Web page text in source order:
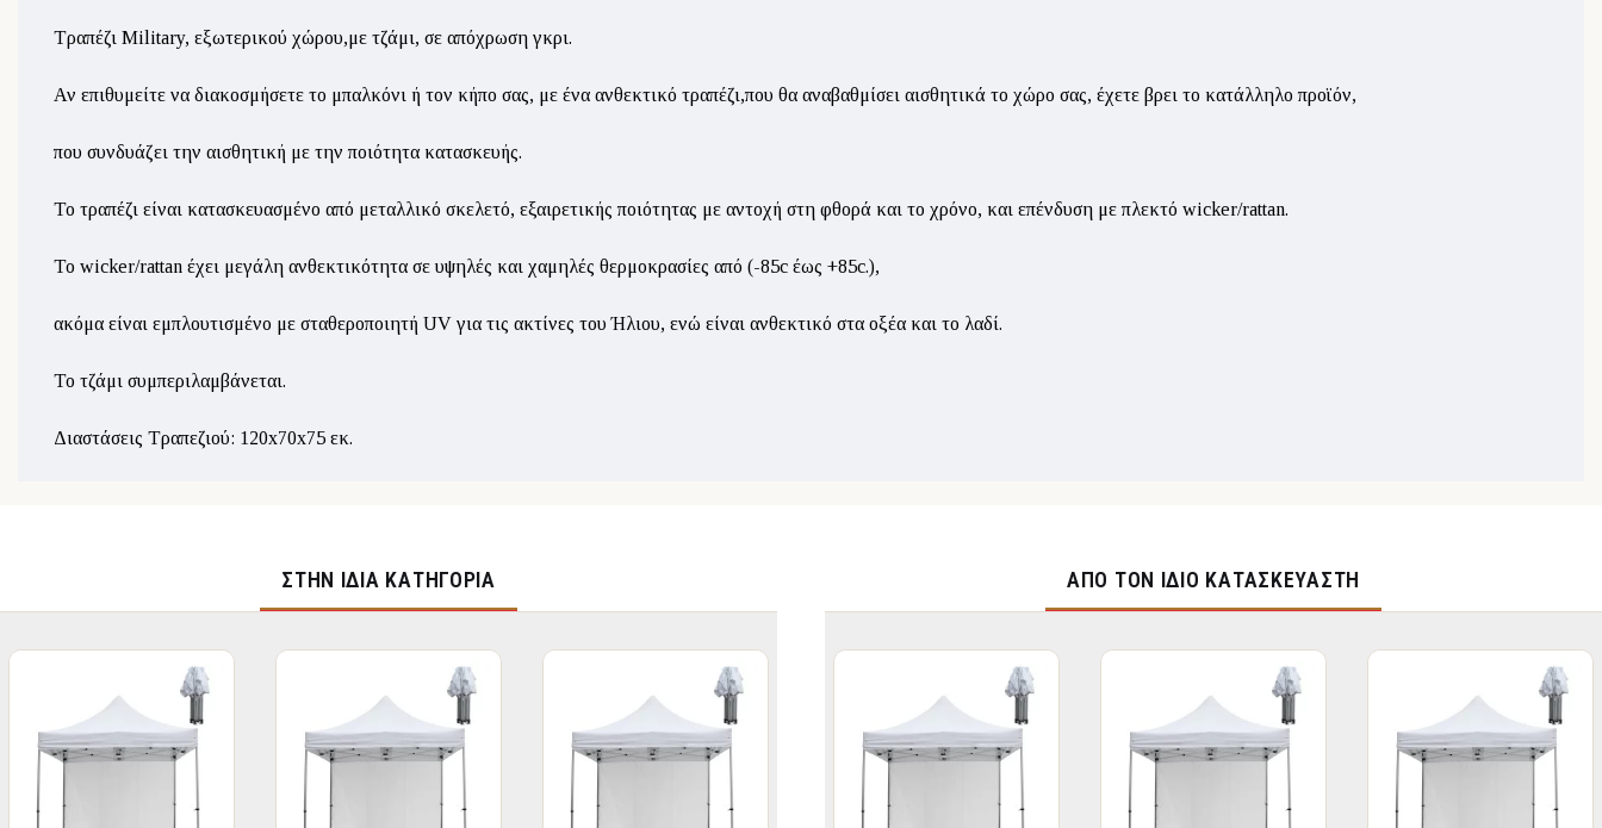
Τραπέζι Military, εξωτερικού χώρου,με τζάμι, σε απόχρωση γκρι.
Αν επιθυμείτε να διακοσμήσετε το μπαλκόνι ή τον κήπο σας, με ένα ανθεκτικό τραπέζι,που θα αναβαθμίσει αισθητικά το χώρο σας, έχετε βρει το κατάλληλο προϊόν,
που συνδυάζει την αισθητική με την ποιότητα κατασκευής.
Το τραπέζι είναι κατασκευασμένο από μεταλλικό σκελετό, εξαιρετικής ποιότητας με αντοχή στη φθορά και το χρόνο, και επένδυση με πλεκτό wicker/rattan.
Το wicker/rattan έχει μεγάλη ανθεκτικότητα σε υψηλές και χαμηλές θερμοκρασίες από (-85c έως +85c.),
ακόμα είναι εμπλουτισμένο με σταθεροποιητή UV για τις ακτίνες του Ήλιου, ενώ είναι ανθεκτικό στα οξέα και το λαδί.
Το τζάμι συμπεριλαμβάνεται.
Διαστάσεις Τραπεζιού: 120x70x75 εκ.
ΣΤΉΝ ΊΔΙΑ ΚΑΤΗΓΟΡΊΑ ΑΠΌ ΤΟΝ ΊΔΙΟ ΚΑΤΑΣΚΕΥΑΣΤΉ